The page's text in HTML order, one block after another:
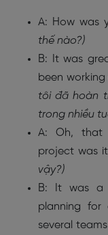
A: How was
thế nào?)
B: It was
been working
tôi đã hoàn
trong nhiều
A: Oh, that
project was
vậy?)
B: It was a
planning
several